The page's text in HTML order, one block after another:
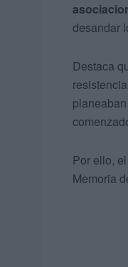
desandar
Destaca
Por ello,
Memoria